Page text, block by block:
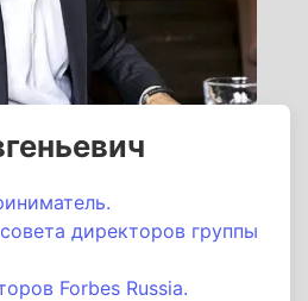
директоров группы
Forbes Russia.